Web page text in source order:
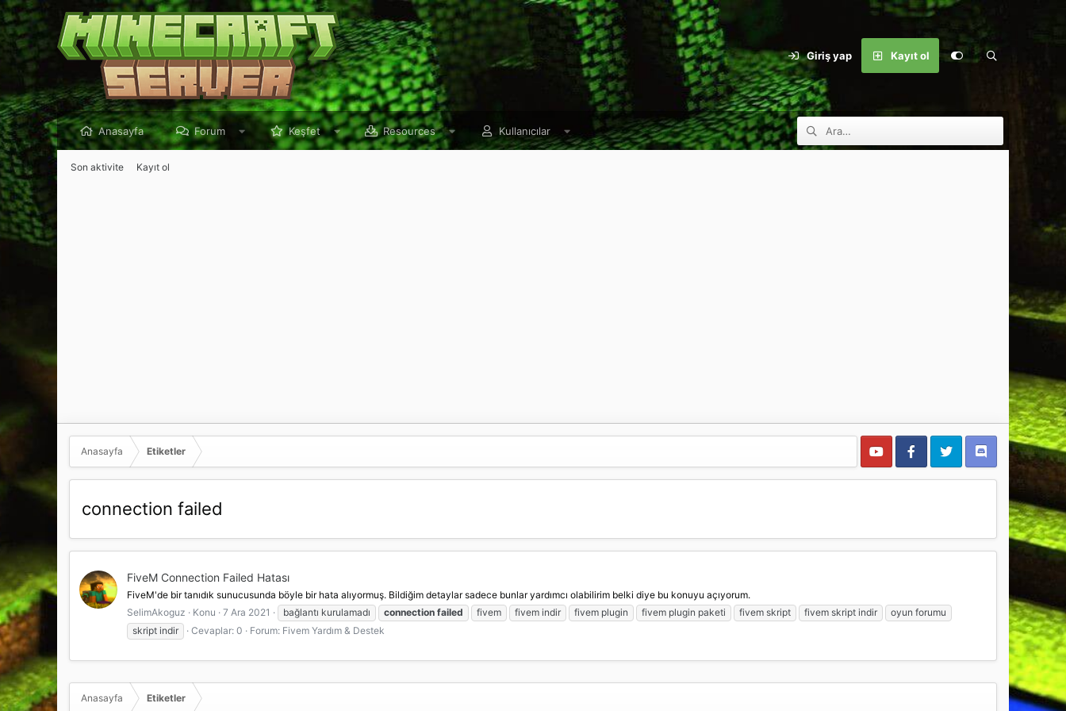
Giriş yap Kayıt ol
Anasayfa Forum Keşfet Resources Kullanıcılar
Son aktivite Kayıt ol
Anasayfa Etiketler
connection failed
FiveM Connection Failed Hatası
FiveM'de bir tanıdık sunucusunda böyle bir hata alıyormuş. Bildiğim detaylar sadece bunlar yardımcı olabilirim belki diye bu konuyu açıyorum.
SelimAkoguz
Konu 7 Ara 2021 bağlantı kurulamadı connection failed fivem fivem indir fivem plugin fivem plugin paketi fivem skript fivem skript indir
oyun forumu
skript indir
Cevaplar: 0 Forum: Fivem Yardım & Destek
Anasayfa Etiketler